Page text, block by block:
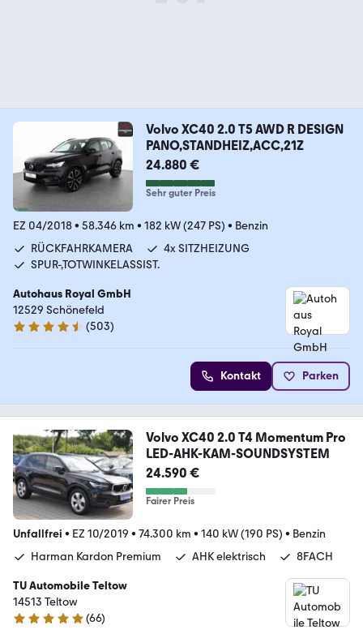
Volvo XC40 2.0 T5 AWD R DESIGN
PANO,STANDHEIZ,ACC,21Z
24.880 €
Sehr guter Preis
EZ 04/2018• 58.346 km • 182 kW (247 PS) • Benzin
RÜCKFAHRKAMERA
4x SITZHEIZUNG
SPUR-,TOTWINKELASSIST.
Autohaus Royal GmbH
12529 Schönefeld
4.7 Sterne
(503)
Kontakt Parken
Volvo XC40 2.0 T4 Momentum Pro
LED-AHK-KAM-SOUNDSYSTEM
24.590 €
Fairer Preis
Unfallfrei • EZ 10/2019 • 74.300 km • 140 kW (190 PS) • Benzin
Harman Kardon Premium
AHK elektrisch 8FACH
TU Automobile Teltow
14513 Teltow
4.8 Sterne
(66)